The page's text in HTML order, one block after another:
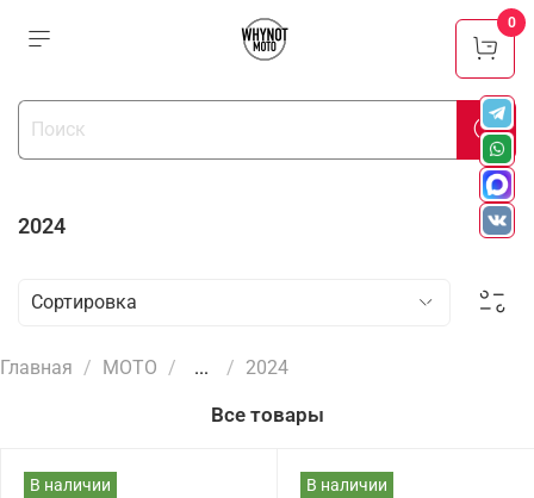
2024
Главная МОТО ... 2024
Все товары
В наличии В наличии
0